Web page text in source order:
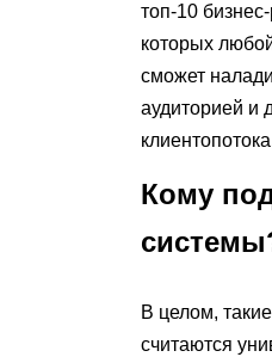
топ-10
которых
сможет
аудиторией и
Кому
В целом,
считаются